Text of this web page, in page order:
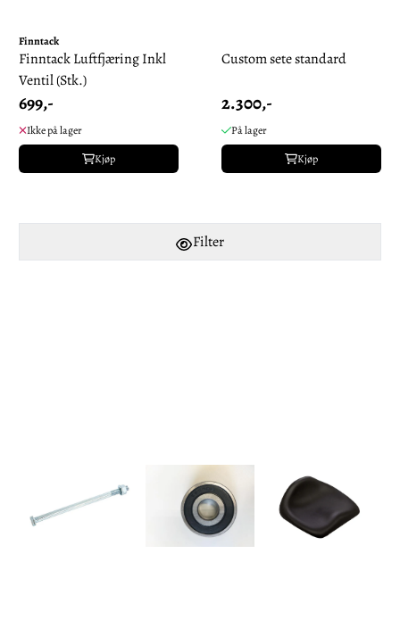
Finntack
Finntack Luftfjæring Inkl
Ventil (Stk.)
699,-
Ikke på lager
Kjøp
Custom sete standard
2.300,-
På lager
Kjøp
Filter